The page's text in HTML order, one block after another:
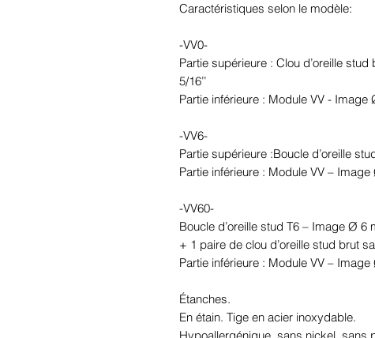
Caractéristiques selon le modèle:
-VV0-
Partie supérieure : Clou d’oreille
5/16’’
Partie inférieure : Module VV - Image
-VV6-
Partie supérieure :Boucle d’oreille
Partie inférieure : Module VV – Image
-VV60-
Boucle d’oreille stud T6 – Image Ø 6
+ 1 paire de clou d’oreille stud brut
Partie inférieure : Module VV – Image
Étanches.
En étain. Tige en acier inoxydable.